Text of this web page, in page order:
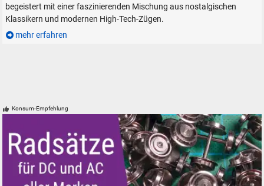
begeistert mit einer faszinierenden Mischung aus nostalgischen
Klassikern und modernen High-Tech-Zügen.
mehr erfahren
Konsum-Empfehlung